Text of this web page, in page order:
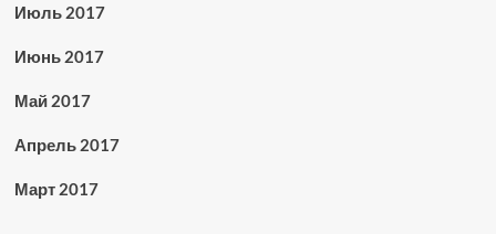
Июль 2017
Июнь 2017
Май 2017
Апрель 2017
Март 2017